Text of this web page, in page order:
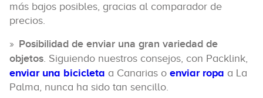
más bajos posibles, gracias al comparador de
precios.
Posibilidad de enviar una gran variedad de
objetos. Siguiendo nuestros consejos, con Packlink,
enviar una bicicleta a Canarias o enviar ropa a La
Palma, nunca ha sido tan sencillo.